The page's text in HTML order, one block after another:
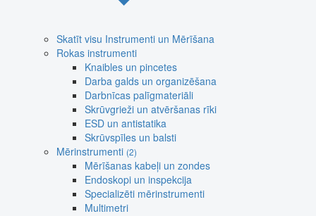
Skatīt visu Instrumenti un Mērīšana
Rokas instrumenti
Knaibles un pincetes
Darba galds un organizēšana
Darbnīcas palīgmateriāli
Skrūvgrieži un atvēršanas rīki
ESD un antistatika
Skrūvspīles un balsti
Mērinstrumenti (2)
Mērīšanas kabeļi un zondes
Endoskopi un inspekcija
Specializēti mērinstrumenti
Multimetri